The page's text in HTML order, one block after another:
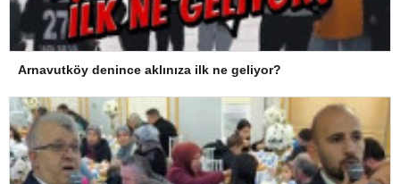
Arnavutköy denince aklınıza ilk ne geliyor?